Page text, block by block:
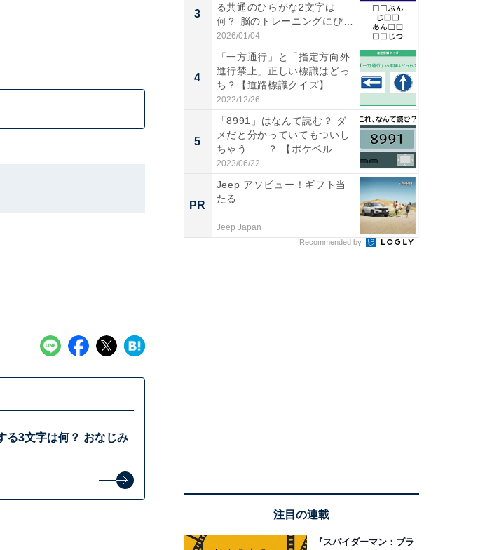
る3文字は何？ おなじみ
3
る共通のひらがな2文字は
何？ 脳のトレーニングにぴっ
た...
2026/01/04
4
「一方通行」と「指定方向外
進行禁止」正しい標識はどっ
ち？【道路標識クイズ】
2022/12/26
5
「8991」はなんて読む？ ダ
メだと分かっていてもついし
ちゃう……？ 【ポケベル...
2023/06/22
PR
Jeep アソビュー！ギフト当
たる
Jeep Japan
Recommended by
注目の連載
『スパイダーマン：ブラ